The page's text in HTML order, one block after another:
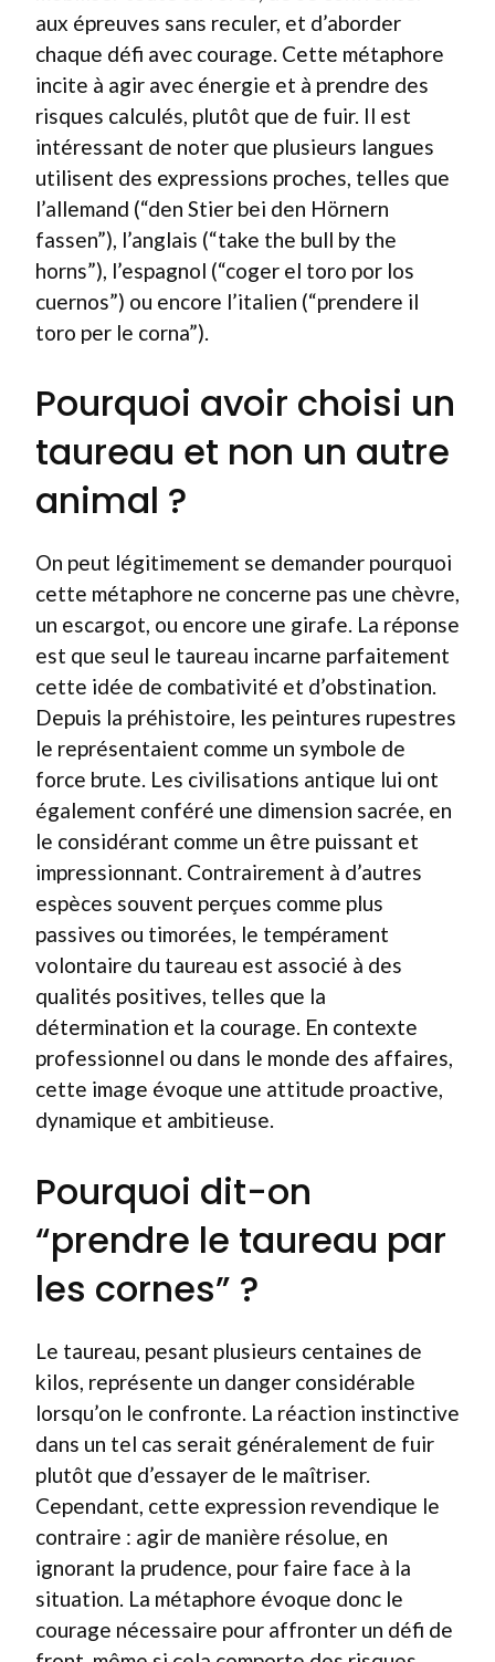
aux épreuves sans reculer, et d’aborder
chaque défi avec courage. Cette métaphore
incite à agir avec énergie et à prendre des
risques calculés, plutôt que de fuir. Il est
intéressant de noter que plusieurs langues
utilisent des expressions proches, telles que
l’allemand (“den Stier bei den Hörnern
fassen”), l’anglais (“take the bull by the
horns”), l’espagnol (“coger el toro por los
cuernos”) ou encore l’italien (“prendere il
toro per le corna”).
Pourquoi avoir choisi un
taureau et non un autre
animal ?
On peut légitimement se demander pourquoi
cette métaphore ne concerne pas une chèvre,
un escargot, ou encore une girafe. La réponse
est que seul le taureau incarne parfaitement
cette idée de combativité et d’obstination.
Depuis la préhistoire, les peintures rupestres
le représentaient comme un symbole de
force brute. Les civilisations antique lui ont
également conféré une dimension sacrée, en
le considérant comme un être puissant et
impressionnant. Contrairement à d’autres
espèces souvent perçues comme plus
passives ou timorées, le tempérament
volontaire du taureau est associé à des
qualités positives, telles que la
détermination et la courage. En contexte
professionnel ou dans le monde des affaires,
cette image évoque une attitude proactive,
dynamique et ambitieuse.
Pourquoi dit-on
“prendre le taureau par
les cornes” ?
Le taureau, pesant plusieurs centaines de
kilos, représente un danger considérable
lorsqu’on le confronte. La réaction instinctive
dans un tel cas serait généralement de fuir
plutôt que d’essayer de le maîtriser.
Cependant, cette expression revendique le
contraire : agir de manière résolue, en
ignorant la prudence, pour faire face à la
situation. La métaphore évoque donc le
courage nécessaire pour affronter un défi de